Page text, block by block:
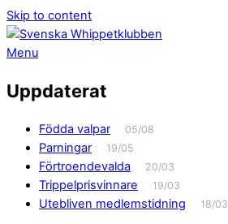
Skip to content
Menu
Uppdaterat
Födda valpar 05/08
Parningar 19/05
Förtroendevalda 20/03
Trippelprisvinnare 19/03
Utebliven medlemstidning 18/03